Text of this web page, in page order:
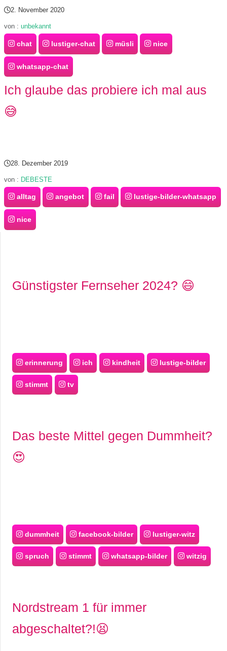
2. November 2020
von : unbekannt
chat lustiger-chat müsli nice
whatsapp-chat
Ich glaube das probiere ich mal aus
😅
28. Dezember 2019
von : DEBESTE
alltag angebot fail lustige-bilder-whatsapp
nice
Günstigster Fernseher 2024? 😄
erinnerung ich kindheit lustige-bilder
stimmt tv
Das beste Mittel gegen Dummheit?
😍
dummheit facebook-bilder lustiger-witz
spruch stimmt whatsapp-bilder witzig
Nordstream 1 für immer
abgeschaltet?!😫